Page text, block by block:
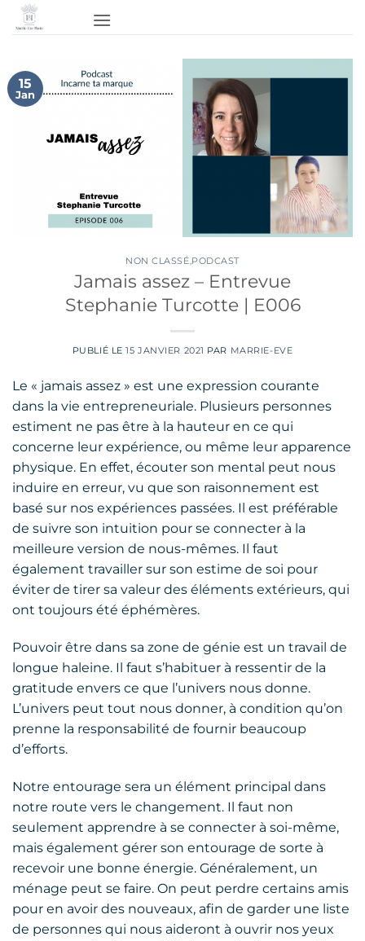
Passer
15
Jan
NON CLASSÉ,PODCAST
Jamais assez – Entrevue
Stephanie Turcotte | E006
PUBLIÉ LE15 JANVIER 2021 PAR MARRIE-EVE
Le « jamais assez » est une expression courante
dans la vie entrepreneuriale. Plusieurs personnes
estiment ne pas être à la hauteur en ce qui
concerne leur expérience, ou même leur apparence
physique. En effet, écouter son mental peut nous
induire en erreur, vu que son raisonnement est
basé sur nos expériences passées. Il est préférable
de suivre son intuition pour se connecter à la
meilleure version de nous-mêmes. Il faut
également travailler sur son estime de soi pour
éviter de tirer sa valeur des éléments extérieurs, qui
ont toujours été éphémères.
Pouvoir être dans sa zone de génie est un travail de
longue haleine. Il faut s’habituer à ressentir de la
gratitude envers ce que l’univers nous donne.
L’univers peut tout nous donner, à condition qu’on
prenne la responsabilité de fournir beaucoup
d’efforts.
Notre entourage sera un élément principal dans
notre route vers le changement. Il faut non
seulement apprendre à se connecter à soi-même,
mais également gérer son entourage de sorte à
recevoir une bonne énergie. Généralement, un
ménage peut se faire. On peut perdre certains amis
pour en avoir des nouveaux, afin de garder une liste
de personnes qui nous aideront à ouvrir nos yeux